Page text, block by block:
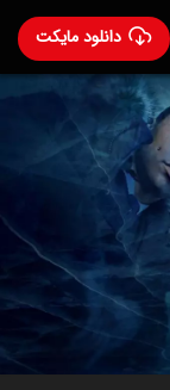
دانلود مایکت
سریال‌های مشابه